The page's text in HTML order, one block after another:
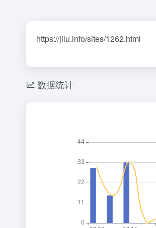
https://jilu.info/sites/1262.html
数据统计